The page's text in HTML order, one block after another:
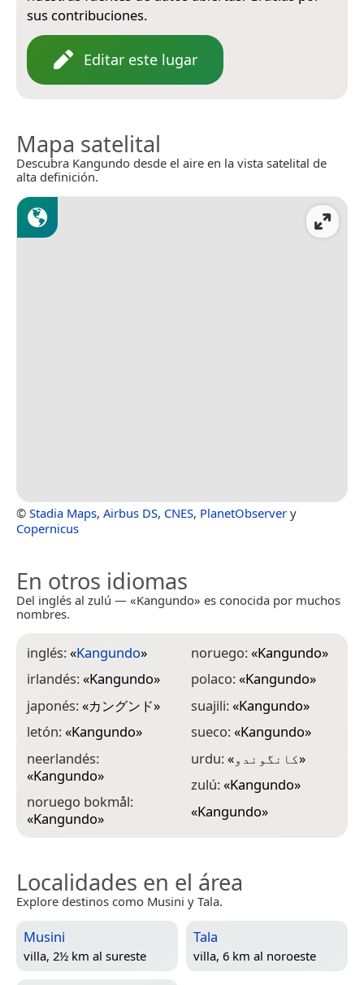
sus contribuciones.
Editar este lugar
Mapa satelital
Descubra Kangundo desde el aire en la vista satelital de
alta definición.
© Stadia Maps, Airbus DS, CNES, PlanetObserver y
Copernicus
En otros idiomas
Del inglés al zulú — «Kangundo» es conocida por muchos
nombres.
inglés:«Kangundo»
irlandés:«Kangundo»
japonés:«カングンド»
letón:«Kangundo»
neerlandés:
«Kangundo»
noruego bokmål:
«Kangundo»
noruego:«Kangundo»
polaco:«Kangundo»
suajili:«Kangundo»
sueco:«Kangundo»
urdu:«کانگوندو»
zulú:«Kangundo»
«Kangundo»
Localidades en el área
Explore destinos como Musini y Tala.
Musini
villa, 2½ km al sureste
Tala
villa, 6 km al noroeste